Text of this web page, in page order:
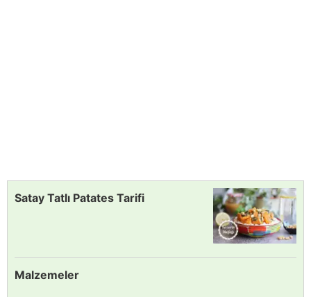
Satay Tatlı Patates Tarifi
Malzemeler